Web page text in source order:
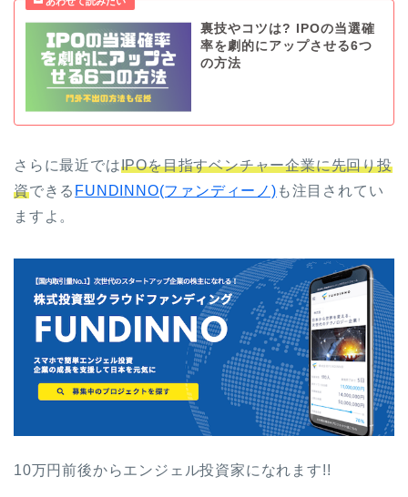
裏技やコツは? IPOの当選確
率を劇的にアップさせる6つ
の方法
さらに最近ではIPOを目指すベンチャー企業に先回り投
資できる FUNDINNO(ファンディーノ) も注目されてい
ますよ。
10万円前後からエンジェル投資家になれます!!